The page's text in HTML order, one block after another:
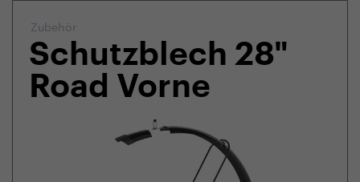
Zubehör
Schutzblech 28"
Road Vorne